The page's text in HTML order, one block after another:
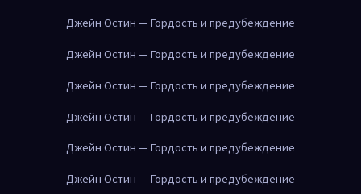
Джейн Остин — Гордость и предубеждение
Джейн Остин — Гордость и предубеждение
Джейн Остин — Гордость и предубеждение
Джейн Остин — Гордость и предубеждение
Джейн Остин — Гордость и предубеждение
Джейн Остин — Гордость и предубеждение